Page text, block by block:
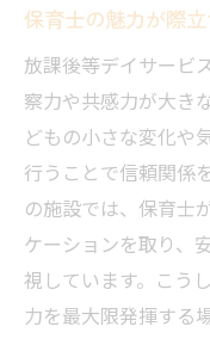
保育士の魅力が際
放課後等デイサービ
察力や共感力が大き
どもの小さな変化や
行うことで信頼関係
の施設では、保育士
ケーションを取り、
視しています。こう
力を最大限発揮する